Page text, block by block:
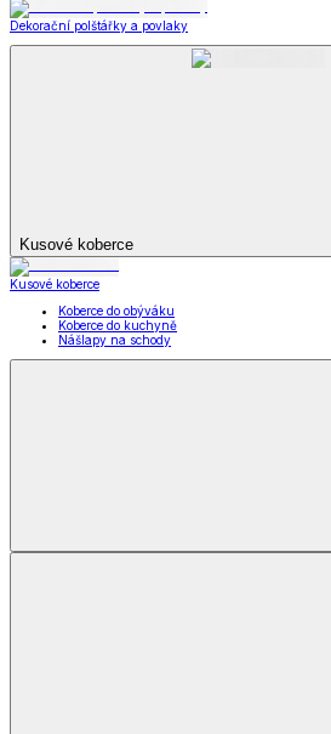
Dekorační polštářky a povlaky
Kusové koberce
Kusové koberce
Koberce do obýváku
Koberce do kuchyně
Nášlapy na schody